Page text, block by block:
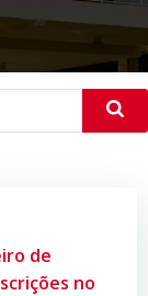
de
no